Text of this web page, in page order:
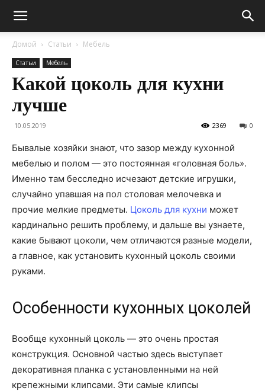
Домой Статьи Мебель
Статьи Мебель
Какой цоколь для кухни
лучше
10.05.2019 0
2369
Бывалые хозяйки знают, что зазор между кухонной
мебелью и полом — это постоянная «головная боль».
Именно там бесследно исчезают детские игрушки,
случайно упавшая на пол столовая мелочевка и
прочие мелкие предметы. Цоколь для кухни может
кардинально решить проблему, и дальше вы узнаете,
какие бывают цоколи, чем отличаются разные модели,
а главное, как установить кухонный цоколь своими
руками.
Особенности кухонных цоколей
Вообще кухонный цоколь — это очень простая
конструкция. Основной частью здесь выступает
декоративная планка с установленными на ней
крепежными клипсами. Эти самые клипсы